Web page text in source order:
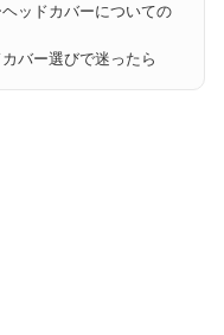
ッドカバーについての
バー選びで迷ったら